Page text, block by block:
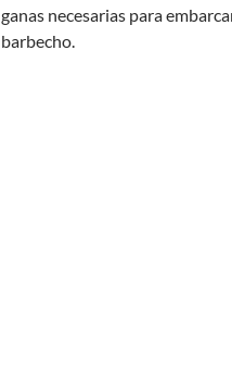
ganas necesarias para
barbecho.